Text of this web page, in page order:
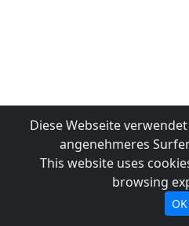
Diese Webseite
angenehmeres
This website uses
browsing
OK